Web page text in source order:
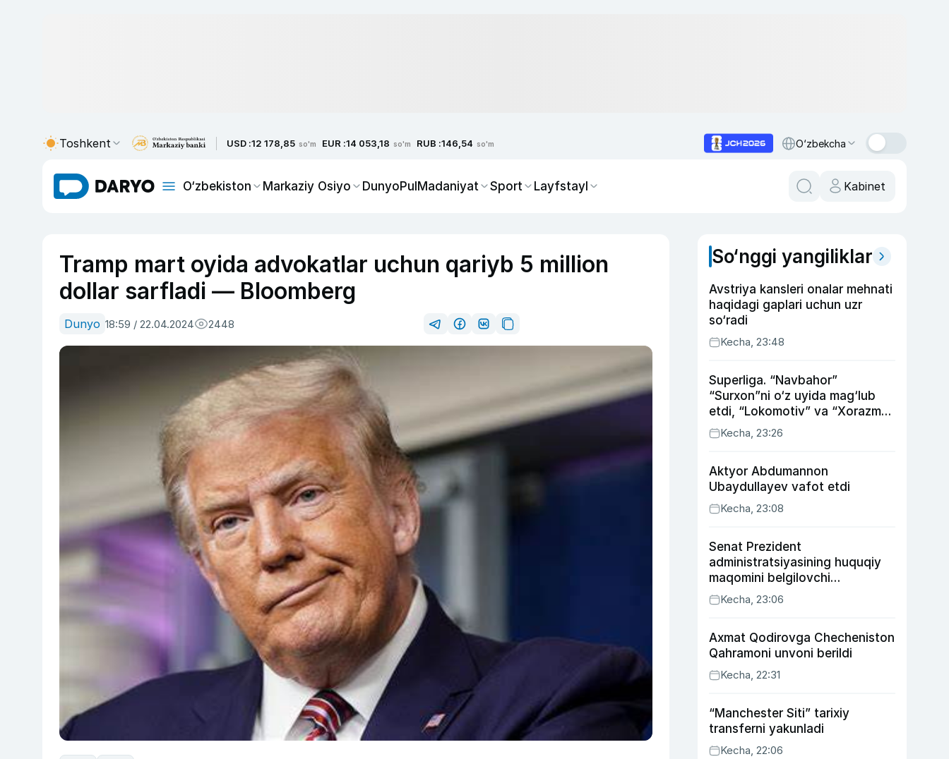
Toshkent USD :12 178,85 so'm EUR :14 053,18 so'm RUB :146,54 so'm O‘zbekcha
O‘zbekiston Markaziy Osiyo DunyoPulMadaniyat Sport Layfstayl Kabinet
Tramp mart oyida advokatlar uchun qariyb 5 million
dollar sarfladi — Bloomberg
Dunyo 18:59 / 22.04.2024 2448
So‘nggi yangiliklar
Avstriya kansleri onalar mehnati
haqidagi gaplari uchun uzr
so‘radi
Kecha, 23:48
Superliga. “Navbahor”
“Surxon”ni o‘z uyida mag‘lub
etdi, “Lokomotiv” va “Xorazm”
uyda g‘alaba qozondi
Kecha, 23:26
Aktyor Abdu­mannon
Ubaydullayev vafot etdi
Kecha, 23:08
Senat Prezident
administratsiyasining huquqiy
maqomini belgilovchi
konstitutsiyaviy qonunni
ma’qulladi
Kecha, 23:06
Axmat Qodirovga Checheniston
Qahramoni unvoni berildi
Kecha, 22:31
“Manchester Siti” tarixiy
transferni yakunladi
Kecha, 22:06